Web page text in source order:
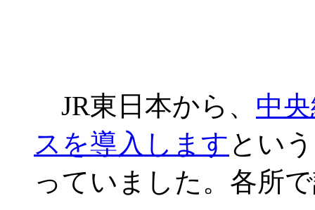
JR東日本から、 中
スを導入します とい
っていました。各所